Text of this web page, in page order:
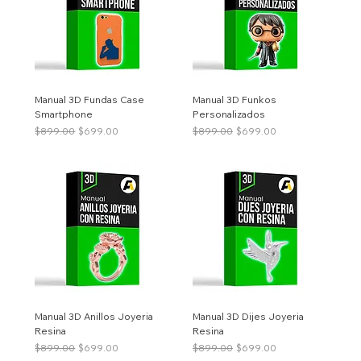
Manual 3D Fundas Case
Smartphone
Precio
$899.00 Precio de oferta
$699.00
Manual 3D Funkos
Personalizados
Precio
$899.00 Precio de oferta
$699.00
Manual 3D Anillos Joyeria
Resina
Precio
$899.00 Precio de oferta
$699.00
Manual 3D Dijes Joyeria
Resina
Precio
$899.00 Precio de oferta
$699.00